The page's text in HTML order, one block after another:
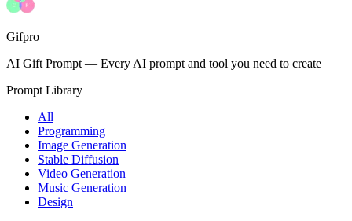
Gifpro
AI Gift Prompt — Every AI prompt and tool you need to create
Prompt Library
All
Programming
Image Generation
Stable Diffusion
Video Generation
Music Generation
Design